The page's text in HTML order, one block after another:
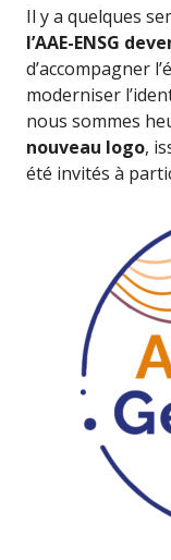
Il y a quelques
l’AAE-ENSG
d’accompagner
moderniser
nous sommes
nouveau logo,
été invités à